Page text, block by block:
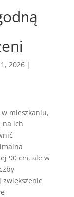
2026|
mieszkaniu,
na ich
90 cm, ale w
zwiększenie